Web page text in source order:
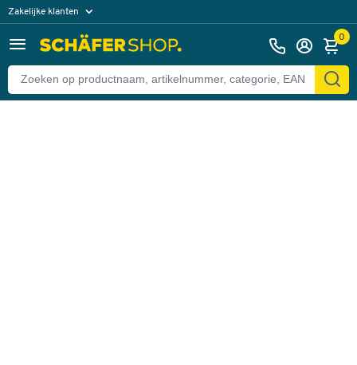
Zakelijke klanten
Particuliere klanten 0
Terug